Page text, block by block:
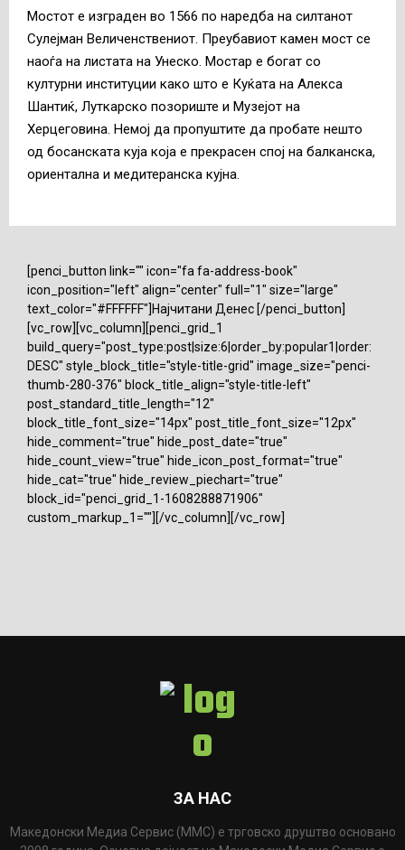
Мостот е изграден во 1566 по наредба на силтанот
Сулејман Величенствениот. Преубавиот камен мост се
наоѓа на листата на Унеско. Мостар е богат со
културни институции како што е Куќата на Алекса
Шантиќ, Луткарско позориште и Музејот на
Херцеговина. Немој да пропуштите да пробате нешто
од босанската куја која е прекрасен спој на балканска,
ориентална и медитеранска кујна.
[penci_button link="" icon="fa fa-address-book"
icon_position="left" align="center" full="1" size="large"
text_color="#FFFFFF"]Најчитани Денес [/penci_button]
[vc_row][vc_column][penci_grid_1
build_query="post_type:post|size:6|order_by:popular1|order:
DESC" style_block_title="style-title-grid" image_size="penci-
thumb-280-376" block_title_align="style-title-left"
post_standard_title_length="12"
block_title_font_size="14px" post_title_font_size="12px"
hide_comment="true" hide_post_date="true"
hide_count_view="true" hide_icon_post_format="true"
hide_cat="true" hide_review_piechart="true"
block_id="penci_grid_1-1608288871906"
custom_markup_1=""][/vc_column][/vc_row]
ЗА НАС
Македонски Медиа Сервис (ММС) е трговско друштво основано